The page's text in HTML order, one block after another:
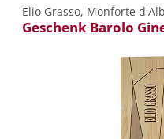
Elio Grasso, Monforte
Geschenk Barolo